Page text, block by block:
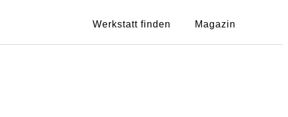
Werkstatt finden Magazin